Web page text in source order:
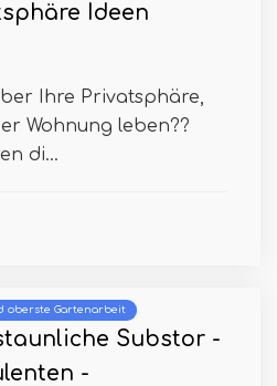
Ideen
Ihre Privatsphäre,
Wohnung leben??
di...
oberste Gartenarbeit
Substor -
-